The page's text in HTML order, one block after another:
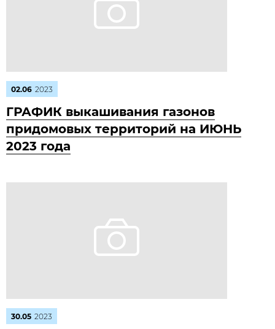
02.06 2023
ГРАФИК выкашивания газонов
придомовых территорий на ИЮНЬ
2023 года
30.05 2023